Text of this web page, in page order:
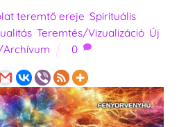
teremtő ereje ,Spirituális
Teremtés/Vizualizáció Új
0